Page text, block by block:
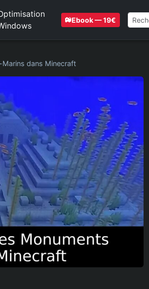
Ebook — 19€
dans Minecraft